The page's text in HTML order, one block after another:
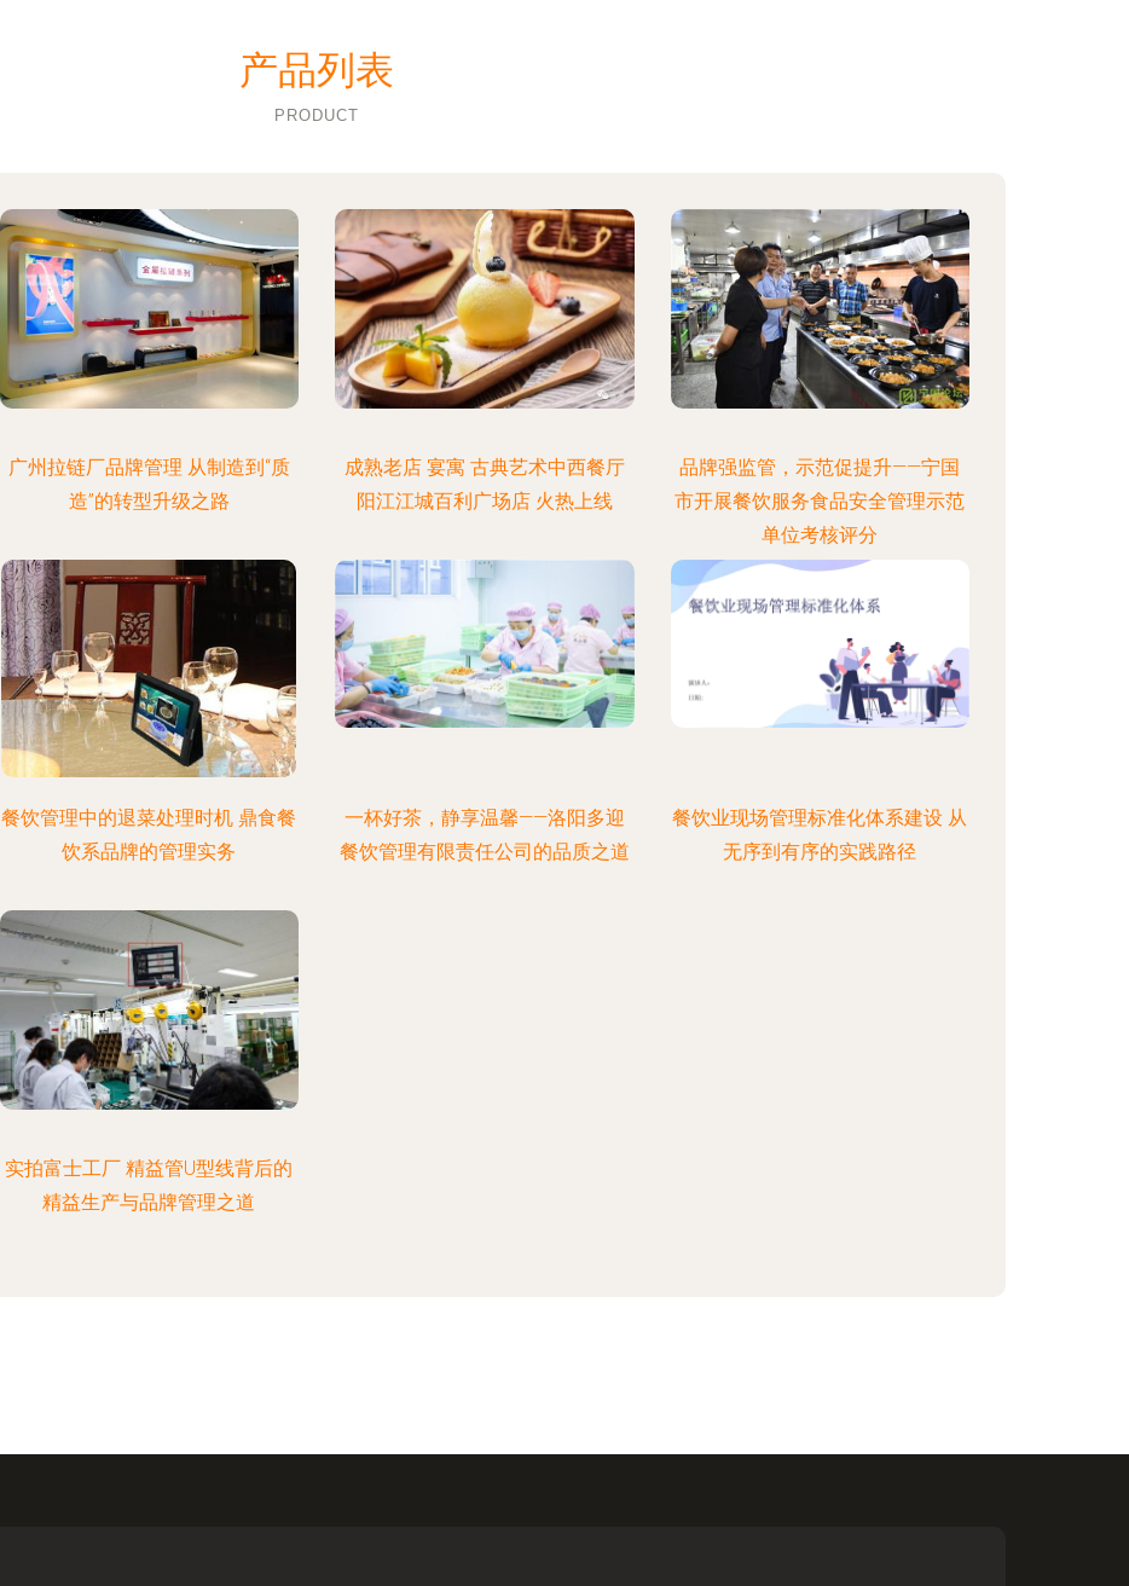
产品列表
PRODUCT
广州拉链厂品牌管理 从制造到“质
造”的转型升级之路
成熟老店 宴寓 古典艺术中西餐厅
阳江江城百利广场店 火热上线
品牌强监管，示范促提升——宁国
市开展餐饮服务食品安全管理示范
单位考核评分
餐饮管理中的退菜处理时机 鼎食餐
饮系品牌的管理实务
一杯好茶，静享温馨——洛阳多迎
餐饮管理有限责任公司的品质之道
餐饮业现场管理标准化体系建设 从
无序到有序的实践路径
实拍富士工厂 精益管U型线背后的
精益生产与品牌管理之道